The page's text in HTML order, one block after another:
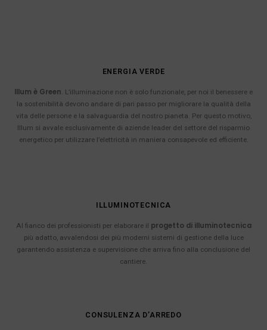
ENERGIA VERDE
Illum è Green . L’illuminazione non è solo funzionale, per noi il benessere e
la sostenibilità devono andare di pari passo per migliorare la qualità della
vita delle persone e la salvaguardia del nostro pianeta. Per questo motivo,
Illum si avvale esclusivamente di aziende leader del settore del risparmio
energetico per utilizzare l’elettricità in maniera consapevole ed efficiente.
ILLUMINOTECNICA
Al fianco dei professionisti per elaborare il progetto di illuminotecnica
più adatto, avvalendosi dei più moderni sistemi di gestione della luce
garantendo assistenza e supervisione che arriva fino alla conclusione del
cantiere.
CONSULENZA D’ARREDO